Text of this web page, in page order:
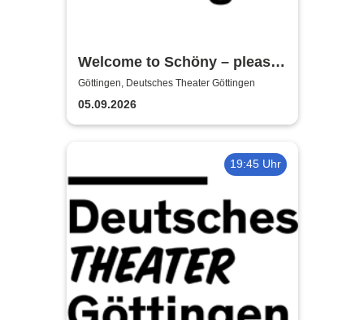
Welcome to Schöny – please
get the fuck out!
Göttingen, Deutsches Theater Göttingen
05.09.2026
19:45 Uhr